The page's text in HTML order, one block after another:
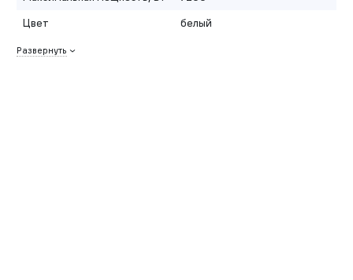
Цвет
белый
Развернуть